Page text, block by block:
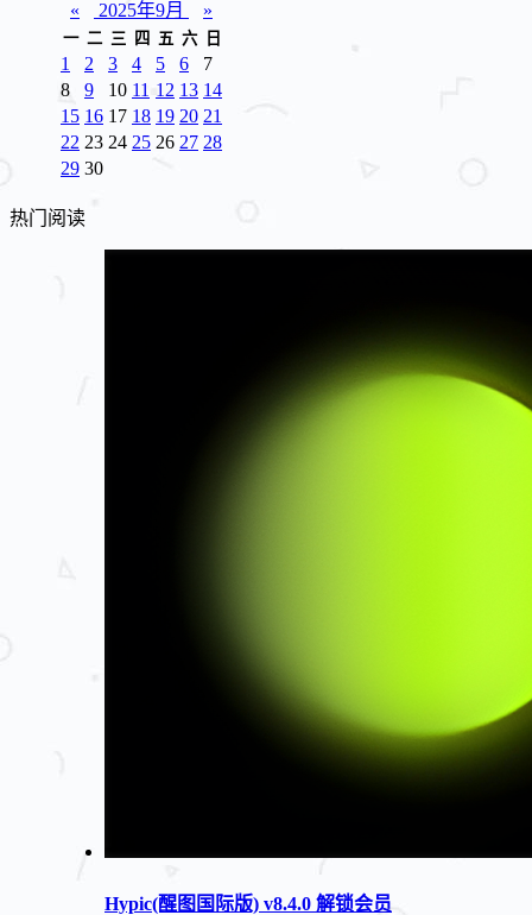
« 2025年9月 »
一 二 三 四 五 六 日
1 2 3 4 5 6
7
8
9 10 11 12 13 14
15 16 17 18 19 20 21
22 23 24 25 26 27 28
29 30
热门阅读
Hypic(醒图国际版) v8.4.0 解锁会员